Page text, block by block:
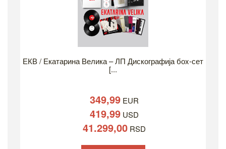
ЕКВ / Екатарина Велика – ЛП Дискографија боx-сет
[...
349,99 EUR
419,99 USD
41.299,00 RSD